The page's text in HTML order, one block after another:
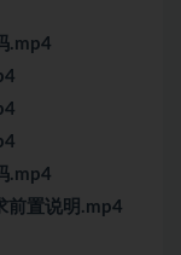
.mp4
.mp4
前置说明.mp4